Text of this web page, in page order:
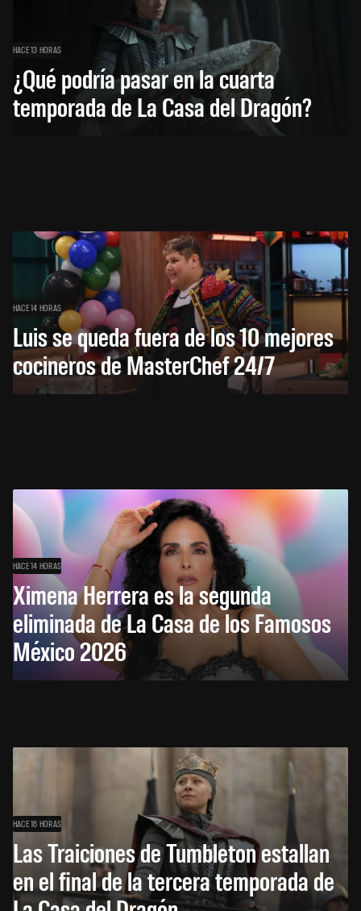
HACE 13 HORAS
¿Qué podría pasar en la cuarta
temporada de La Casa del Dragón?
HACE 14 HORAS
Luis se queda fuera de los 10 mejores
cocineros de MasterChef 24/7
HACE 14 HORAS
Ximena Herrera es la segunda
eliminada de La Casa de los Famosos
México 2026
HACE 16 HORAS
Las Traiciones de Tumbleton estallan
en el final de la tercera temporada de